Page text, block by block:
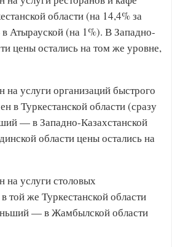
области (на 14,4% за
Атырауской (на 1%). В Западно-
цены остались на том же уровне,
услуги организаций быстрого
в Туркестанской области (сразу
— в Западно-Казахстанской
области цены остались на
на услуги столовых
той же Туркестанской области
— в Жамбылской области